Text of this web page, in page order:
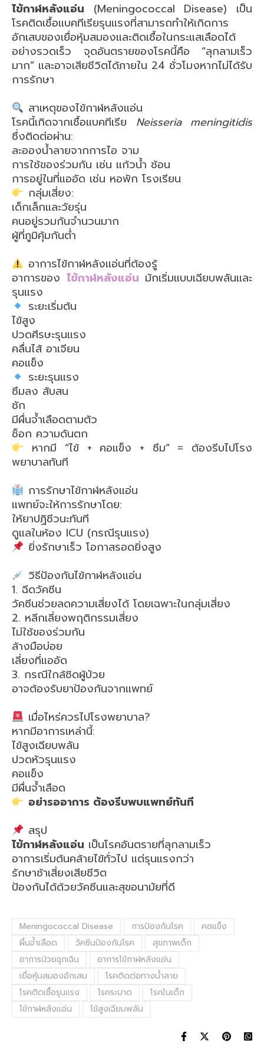
ไข้กาฬหลังแอ่น (Meningococcal Disease) เป็น
โรคติดเชื้อแบคทีเรียรุนแรงที่สามารถทำให้เกิดการ
อักเสบของเยื่อหุ้มสมองและติดเชื้อในกระแสเลือดได้
อย่างรวดเร็ว จุดอันตรายของโรคนี้คือ “ลุกลามเร็ว
มาก” และอาจเสียชีวิตได้ภายใน 24 ชั่วโมงหากไม่ได้รับ
การรักษา
สาเหตุของไข้กาฬหลังแอ่น
โรคนี้เกิดจากเชื้อแบคทีเรีย Neisseria meningitidis
ซึ่งติดต่อผ่าน:
ละอองน้ำลายจากการไอ จาม
การใช้ของร่วมกัน เช่น แก้วน้ำ ช้อน
การอยู่ในที่แออัด เช่น หอพัก โรงเรียน
กลุ่มเสี่ยง:
เด็กเล็กและวัยรุ่น
คนอยู่รวมกันจำนวนมาก
ผู้ที่ภูมิคุ้มกันต่ำ
อาการไข้กาฬหลังแอ่นที่ต้องรู้
อาการของ ไข้กาฬหลังแอ่น มักเริ่มแบบเฉียบพลันและ
รุนแรง
ระยะเริ่มต้น
ไข้สูง
ปวดศีรษะรุนแรง
คลื่นไส้ อาเจียน
คอแข็ง
ระยะรุนแรง
ซึมลง สับสน
ชัก
มีผื่นจ้ำเลือดตามตัว
ช็อก ความดันตก
หากมี “ไข้ + คอแข็ง + ซึม” = ต้องรีบไปโรง
พยาบาลทันที
การรักษาไข้กาฬหลังแอ่น
แพทย์จะให้การรักษาโดย:
ให้ยาปฏิชีวนะทันที
ดูแลในห้อง ICU (กรณีรุนแรง)
ยิ่งรักษาเร็ว โอกาสรอดยิ่งสูง
วิธีป้องกันไข้กาฬหลังแอ่น
1. ฉีดวัคซีน
วัคซีนช่วยลดความเสี่ยงได้ โดยเฉพาะในกลุ่มเสี่ยง
2. หลีกเลี่ยงพฤติกรรมเสี่ยง
ไม่ใช้ของร่วมกัน
ล้างมือบ่อย
เลี่ยงที่แออัด
3. กรณีใกล้ชิดผู้ป่วย
อาจต้องรับยาป้องกันจากแพทย์
เมื่อไหร่ควรไปโรงพยาบาล?
หากมีอาการเหล่านี้:
ไข้สูงเฉียบพลัน
ปวดหัวรุนแรง
คอแข็ง
มีผื่นจ้ำเลือด
อย่ารออาการ ต้องรีบพบแพทย์ทันที
สรุป
ไข้กาฬหลังแอ่น เป็นโรคอันตรายที่ลุกลามเร็ว
อาการเริ่มต้นคล้ายไข้ทั่วไป แต่รุนแรงกว่า
รักษาช้าเสี่ยงเสียชีวิต
ป้องกันได้ด้วยวัคซีนและสุขอนามัยที่ดี
Meningococcal Disease การป้องกันโรค
คอแข็ง
ผื่นจ้ำเลือด
วัคซีนป้องกันโรค
สุขภาพเด็ก
อาการป่วยฉุกเฉิน
อาการไข้กาฬหลังแอ่น
เยื่อหุ้มสมองอักเสบ
โรคติดต่อทางน้ำลาย
โรคติดเชื้อรุนแรง
โรคระบาด
โรคในเด็ก
ไข้กาฬหลังแอ่น
ไข้สูงเฉียบพลัน